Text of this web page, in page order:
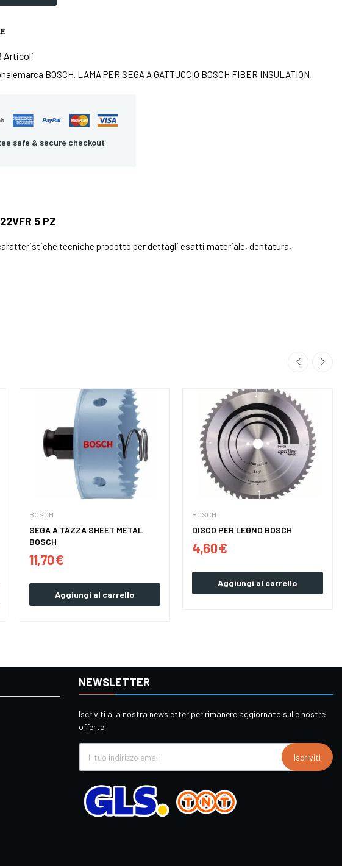
Articoli
BOSCH. LAMA PER SEGA A GATTUCCIO BOSCH FIBER INSULATION
safe & secure checkout
5 PZ
tecniche prodotto per dettagli esatti materiale, dentatura,
BOSCH
SEGA A TAZZA SHEET METAL
BOSCH
11,70 €
Aggiungi al carrello
BOSCH
DISCO PER LEGNO BOSCH
4,60 €
Aggiungi al carrello
NEWSLETTER
Iscriviti alla nostra newsletter per rimanere aggiornato sulle nostre
offerte!
Iscriviti